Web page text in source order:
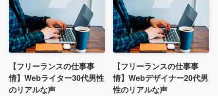
【フリーランスの仕事事
情】Webライター30代男性
のリアルな声
【フリーランスの仕事事
情】Webデザイナー20代男
性のリアルな声